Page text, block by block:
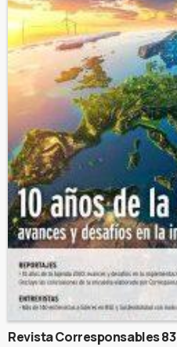
Revista Corresponsables 83